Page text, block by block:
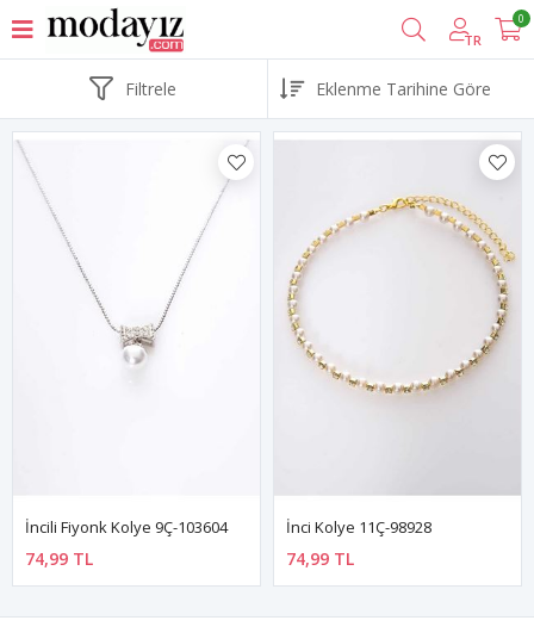
TR
0
Filtrele
İncili Fiyonk Kolye 9Ç-103604
74,99 TL
İnci Kolye 11Ç-98928
74,99 TL